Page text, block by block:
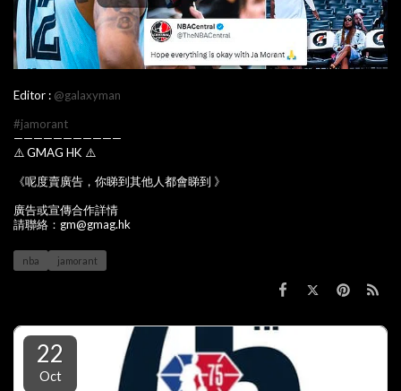
Editor : @galaxyman
#jamorant
———————————
⚠️ GMAG HK ⚠️
《呢度賣廣告，你睇到其他人都會睇到 》
廣告或宣傳合作詳情
請聯絡：gm@gmag.hk
nba jamorant
22
Oct